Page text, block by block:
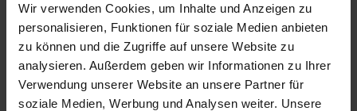
Wir verwenden Cookies, um Inhalte und Anzeigen zu
personalisieren, Funktionen für soziale Medien anbieten
zu können und die Zugriffe auf unsere Website zu
analysieren. Außerdem geben wir Informationen zu Ihrer
Verwendung unserer Website an unsere Partner für
soziale Medien, Werbung und Analysen weiter. Unsere
Orius
zzgl. MwSt.
9,58 € / l
ZUM PRODUKT
Ascra Xpro
zzgl. MwSt.
47,64 € / l
ZUM PRODUKT